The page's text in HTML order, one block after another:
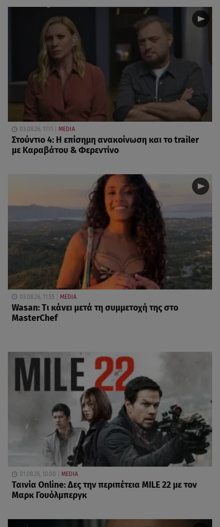
03.08.26, 17:11 MEDIA
Στούντιο 4: Η επίσημη ανακοίνωση και το trailer
με Καραβάτου & Φερεντίνο
03.08.26, 11:55 MEDIA
Wasan: Tι κάνει μετά τη συμμετοχή της στο
MasterChef
01.08.26, 10:00 MEDIA
Ταινία Online: Δες την περιπέτεια MILE 22 με τον
Μαρκ Γουόλμπεργκ